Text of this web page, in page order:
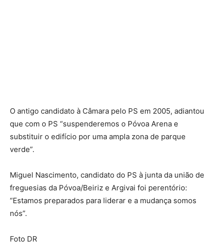
O antigo candidato à Câmara pelo PS em 2005, adiantou
que com o PS “suspenderemos o Póvoa Arena e
substituir o edifício por uma ampla zona de parque
verde”.
Miguel Nascimento, candidato do PS à junta da união de
freguesias da Póvoa/Beiriz e Argivai foi perentório:
“Estamos preparados para liderar e a mudança somos
nós”.
Foto DR